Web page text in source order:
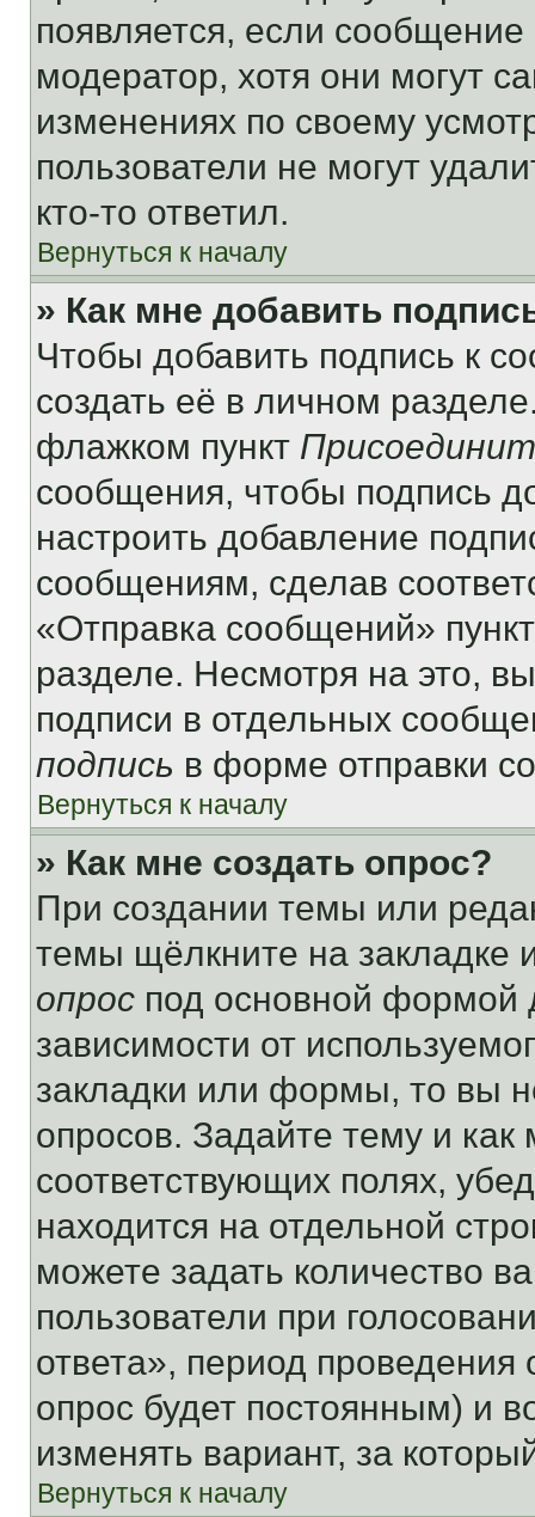
появляется, если
модератор, хотя они могут
изменениях по своему
пользователи не могут
кто-то ответил.
Вернуться к началу
» Как мне добавить
Чтобы добавить подпись к
создать её в личном
флажком пункт
сообщения, чтобы подпись
настроить добавление
сообщениям, сделав
«Отправка сообщений»
разделе. Несмотря на это,
подписи в отдельных
подпись в форме отправки
Вернуться к началу
» Как мне создать опрос?
При создании темы или
темы щёлкните на
опрос под основной формой
зависимости от
закладки или формы, то вы
опросов. Задайте тему и
соответствующих полях,
находится на отдельной
можете задать количество
пользователи при
ответа», период проведения
опрос будет постоянным) и
изменять вариант, за
Вернуться к началу